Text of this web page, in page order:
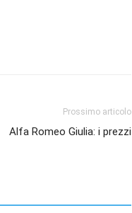
Prossimo articolo
Alfa Romeo Giulia: i prezzi